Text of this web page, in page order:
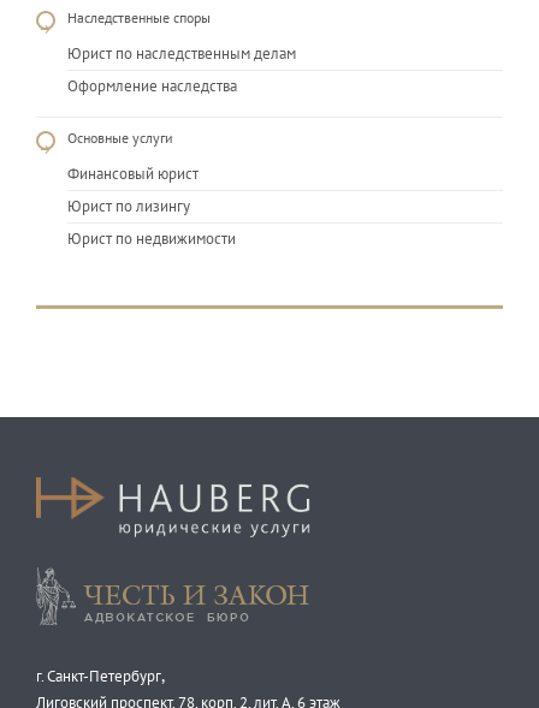
Наследственные споры
Юрист по наследственным делам
Оформление наследства
Основные услуги
Финансовый юрист
Юрист по лизингу
Юрист по недвижимости
г. Санкт-Петербург,
Лиговский проспект, 78, корп. 2, лит. А, 6 этаж